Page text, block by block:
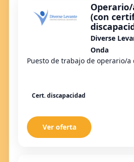
(con
Diverse
Onda
Puesto de trabajo de operario/a
Cert. discapacidad
Ver oferta